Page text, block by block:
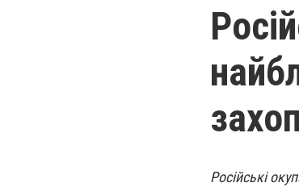
Російські